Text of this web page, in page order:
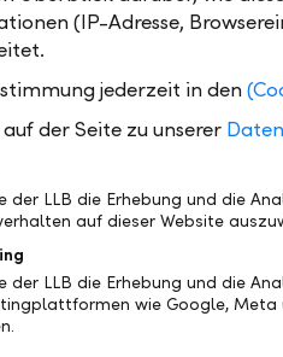
gegenüber
Depotwerte. Hinzu
die sich aus dem
Vermögen
gehaltene
eingeschlossen.
Verhältnis
Aktie im Verhältnis zum
(IP-Adresse,
jederzeit in den
der Seite zu unserer
der LLB die Erhebung und die
auf dieser Website
der LLB die Erhebung und die
wie Google, Meta